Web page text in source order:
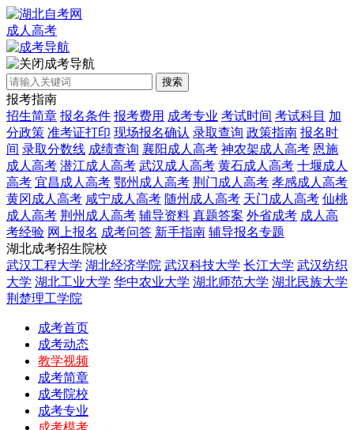
成人高考
成考导航
搜索
报考指南
招生简章 报名条件 报考费用 成考专业 考试时间 考试科目 加
分政策 准考证打印 现场报名确认 录取查询 政策指南 报名时
间 录取分数线 成绩查询 襄阳成人高考 神农架成人高考 恩施
成人高考 潜江成人高考 武汉成人高考 黄石成人高考 十堰成人
高考 宜昌成人高考 鄂州成人高考 荆门成人高考 孝感成人高考
黄冈成人高考 咸宁成人高考 随州成人高考 天门成人高考 仙桃
成人高考 荆州成人高考 辅导资料 真题答案 外省成考 成人高
考经验 网上报名 成考问答 新手指南 辅导报名专题
湖北成考招生院校
武汉工程大学 湖北经济学院 武汉科技大学 长江大学 武汉纺织
大学 湖北工业大学 华中农业大学 湖北师范大学 湖北民族大学
荆楚理工学院
成考首页
成考动态
教学视频
成考简章
成考院校
成考专业
成考模考